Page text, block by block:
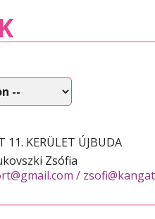
11. KERÜLET ÚJBUDA
Zsófia
/